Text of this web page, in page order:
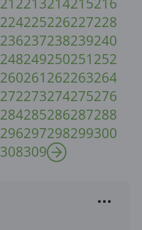
224225226227228
236237238239240
248249250251252
260261262263264
272273274275276
284285286287288
296297298299300
308309